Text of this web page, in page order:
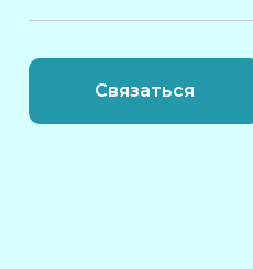
Связаться